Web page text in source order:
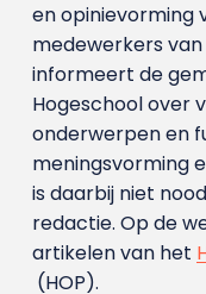
en opinievorming
medewerkers van
informeert de
Hogeschool over
onderwerpen en
meningsvorming
is daarbij niet
redactie. Op de
artikelen van het
(HOP).